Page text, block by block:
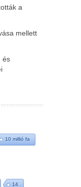
a
mellett
és
10 millió fa
14